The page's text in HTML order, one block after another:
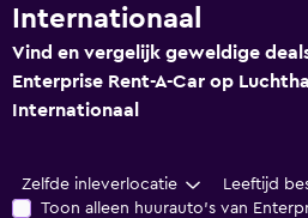
Internationaal
Vind en vergelijk geweldige
Enterprise Rent-A-Car op
Internationaal
Zelfde inleverlocatie Leeftijd
Toon alleen huurauto's van